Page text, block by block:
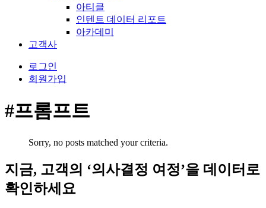
아티클
인텐트 데이터 리포트
아카데미
고객사
로그인
회원가입
#프롬프트
Sorry, no posts matched your criteria.
지금, 고객의 ‘의사결정 여정’을 데이터로
확인하세요